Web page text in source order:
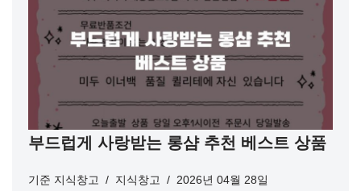
부드럽게 사랑받는 롱샴 추천 베스트 상품
기준 지식창고 지식창고 2026년 04월 28일